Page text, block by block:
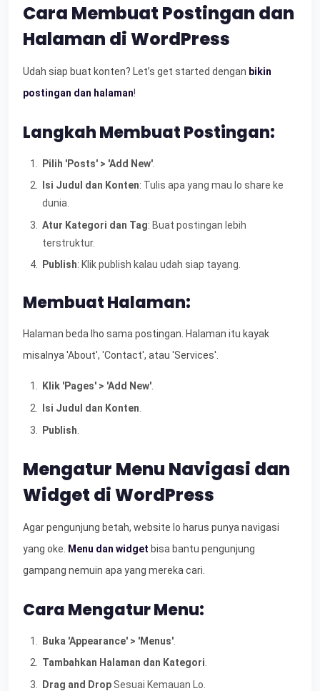
Cara Membuat Postingan dan
Halaman di WordPress
Udah siap buat konten? Let’s get started dengan bikin
postingan dan halaman!
Langkah Membuat Postingan:
Pilih 'Posts' > 'Add New'
Isi Judul dan Konten: Tulis apa yang mau lo share ke
dunia.
Atur Kategori dan Tag: Buat postingan lebih
terstruktur.
Publish: Klik publish kalau udah siap tayang.
Membuat Halaman:
Halaman beda lho sama postingan. Halaman itu kayak
misalnya 'About', 'Contact', atau 'Services'.
Klik 'Pages' > 'Add New'.
Isi Judul dan Konten
Publish
Mengatur Menu Navigasi dan
Widget di WordPress
Agar pengunjung betah, website lo harus punya navigasi
yang oke.
Menu dan widget bisa bantu pengunjung
gampang nemuin apa yang mereka cari.
Cara Mengatur Menu:
Buka 'Appearance' > 'Menus'
Tambahkan Halaman dan Kategori.
Drag and Drop Sesuai Kemauan Lo.